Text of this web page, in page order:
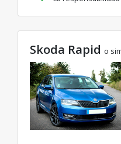
Skoda Rapid o